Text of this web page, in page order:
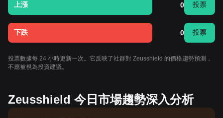
上漲 0 投票
下跌 0 投票
投票數據每 24 小時更新一次。它反映了社群對 Zeusshield 的價格趨勢預測，
不應被視為投資建議。
Zeusshield 今日市場趨勢深入分析